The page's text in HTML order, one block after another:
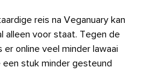
reis na Veganuary kan
alleen voor staat. Tegen de
online veel minder lawaai
een stuk minder gesteund